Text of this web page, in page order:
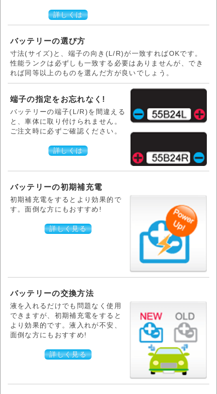
詳しくは
バッテリーの選び方
寸法(サイズ)と、端子の向き(L/R)が一致すればOKです。
性能ランクは必ずしも一致する必要はありませんが、でき
れば同等以上のものを選んだ方が良いでしょう。
端子の指定をお忘れなく!
バッテリーの端子(L/R)を間違える
と、車体に取り付けられません。
ご注文時に必ずご確認ください。
詳しくは
バッテリーの初期補充電
初期補充電をするとより効果的で
す。面倒な方にもおすすめ!
詳しく見る
バッテリーの交換方法
液を入れるだけでも問題なく使用
できますが、初期補充電をすると
より効果的です。液入れが不安、
面倒な方にもおすすめ!
詳しく見る